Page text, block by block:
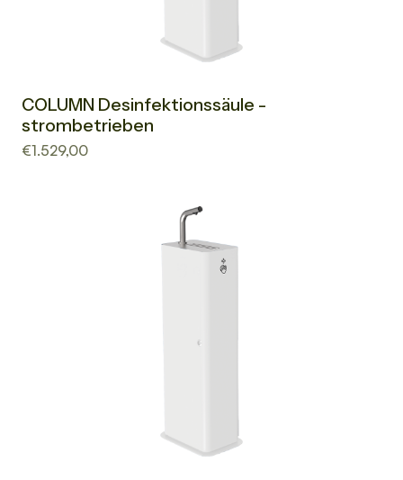
COLUMN Desinfektionssäule -
strombetrieben
€1.529,00